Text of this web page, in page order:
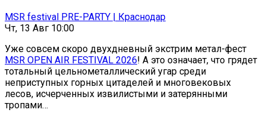
MSR festival PRE-PARTY | Краснодар
Чт, 13 Авг 10:00
Уже совсем скоро двухдневный экстрим метал-фест
MSR OPEN AIR FESTIVAL 2026! А это означает, что грядет
тотальный цельнометаллический угар среди
неприступных горных цитаделей и многовековых
лесов, исчерченных извилистыми и затерянными
тропами…